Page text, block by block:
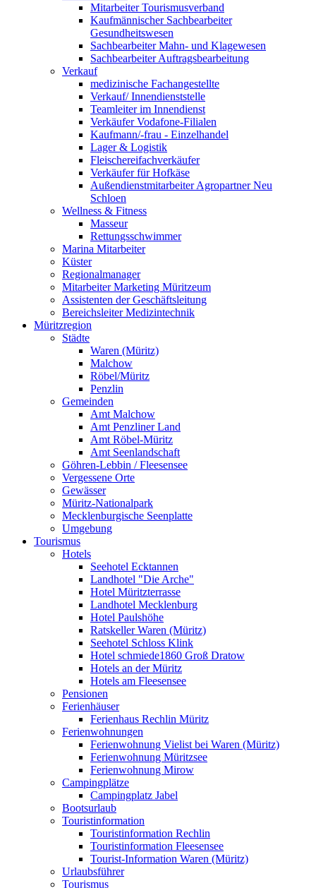
Mitarbeiter Tourismusverband
Kaufmännischer Sachbearbeiter
Gesundheitswesen
Sachbearbeiter Mahn- und Klagewesen
Sachbearbeiter Auftragsbearbeitung
Verkauf
medizinische Fachangestellte
Verkauf/ Innendienststelle
Teamleiter im Innendienst
Verkäufer Vodafone-Filialen
Kaufmann/-frau - Einzelhandel
Lager & Logistik
Fleischereifachverkäufer
Verkäufer für Hofkäse
Außendienstmitarbeiter Agropartner Neu
Schloen
Wellness & Fitness
Masseur
Rettungsschwimmer
Marina Mitarbeiter
Küster
Regionalmanager
Mitarbeiter Marketing Müritzeum
Assistenten der Geschäftsleitung
Bereichsleiter Medizintechnik
Müritzregion
Städte
Waren (Müritz)
Malchow
Röbel/Müritz
Penzlin
Gemeinden
Amt Malchow
Amt Penzliner Land
Amt Röbel-Müritz
Amt Seenlandschaft
Göhren-Lebbin / Fleesensee
Vergessene Orte
Gewässer
Müritz-Nationalpark
Mecklenburgische Seenplatte
Umgebung
Tourismus
Hotels
Seehotel Ecktannen
Landhotel "Die Arche"
Hotel Müritzterrasse
Landhotel Mecklenburg
Hotel Paulshöhe
Ratskeller Waren (Müritz)
Seehotel Schloss Klink
Hotel schmiede1860 Groß Dratow
Hotels an der Müritz
Hotels am Fleesensee
Pensionen
Ferienhäuser
Ferienhaus Rechlin Müritz
Ferienwohnungen
Ferienwohnung Vielist bei Waren (Müritz)
Ferienwohnung Müritzsee
Ferienwohnung Mirow
Campingplätze
Campingplatz Jabel
Bootsurlaub
Touristinformation
Touristinformation Rechlin
Touristinformation Fleesensee
Tourist-Information Waren (Müritz)
Urlaubsführer
Tourismus